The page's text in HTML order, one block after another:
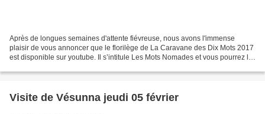
Après de longues semaines d'attente fiévreuse, nous avons l'immense
plaisir de vous annoncer que le florilège de La Caravane des Dix Mots 2017
est disponible sur youtube. Il s’intitule Les Mots Nomades et vous pourrez le
Visite de Vésunna jeudi 05 février